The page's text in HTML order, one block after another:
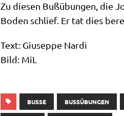
Zu die­sen Buß­übun­gen, die
Boden schlief. Er tat dies
Text: Giu­sep­pe Nar­di
Bild: MiL
BUSSE BUSSÜBUNGEN